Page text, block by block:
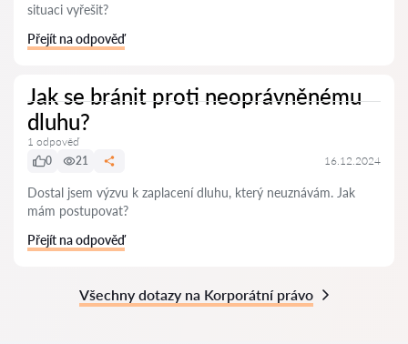
situaci vyřešit?
Přejít na odpověď
Jak se bránit proti neoprávněnému
dluhu?
1 odpověď
0
21 16.12.2024
Dostal jsem výzvu k zaplacení dluhu, který neuznávám. Jak
mám postupovat?
Přejít na odpověď
Všechny dotazy na Korporátní právo